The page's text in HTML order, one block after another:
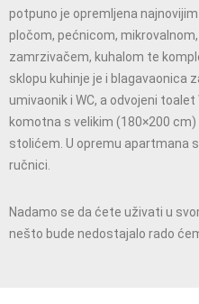
potpuno je opremljena
pločom, pećnicom,
zamrzivačem, kuhalom te
sklopu kuhinje je i blagavaonica
umivaonik i WC, a odvojeni
komotna s velikim (180×200
stolićem. U opremu apartmana
ručnici.
Nadamo se da ćete uživati u
nešto bude nedostajalo rado